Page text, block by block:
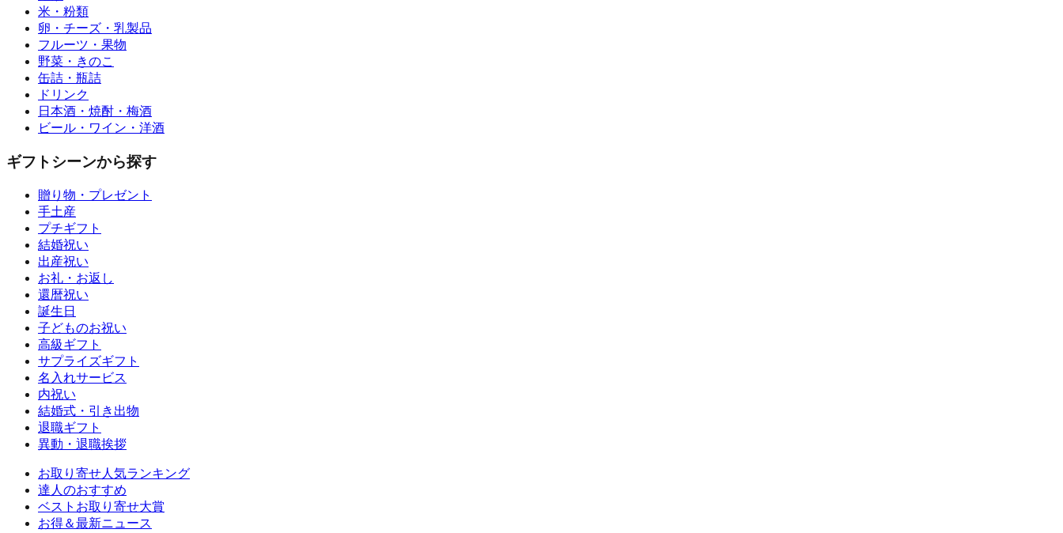
米・粉類
卵・チーズ・乳製品
フルーツ・果物
野菜・きのこ
缶詰・瓶詰
ドリンク
日本酒・焼酎・梅酒
ビール・ワイン・洋酒
ギフトシーンから探す
贈り物・プレゼント
手土産
プチギフト
結婚祝い
出産祝い
お礼・お返し
還暦祝い
誕生日
子どものお祝い
高級ギフト
サプライズギフト
名入れサービス
内祝い
結婚式・引き出物
退職ギフト
異動・退職挨拶
お取り寄せ人気ランキング
達人のおすすめ
ベストお取り寄せ大賞
お得＆最新ニュース